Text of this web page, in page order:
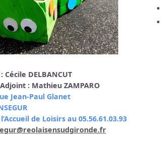
Cécile DELBANCUT
: Mathieu ZAMPARO
Jean-Paul Glanet
de Loisirs au 05.56.61.03.93